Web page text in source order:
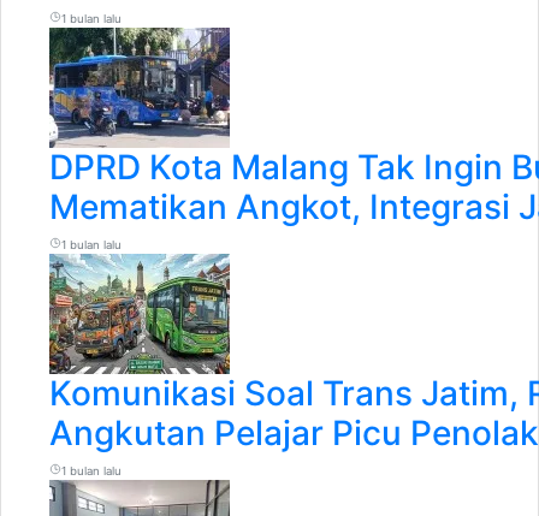
1 bulan lalu
DPRD Kota Malang Tak Ingin
Mematikan Angkot, Integrasi
1 bulan lalu
Komunikasi Soal Trans Jatim,
Angkutan Pelajar Picu
1 bulan lalu